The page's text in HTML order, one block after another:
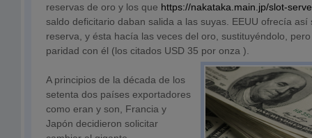
reservas de oro y los que https://nakataka.main.jp/slot-
saldo deficitario daban salida a las suyas. EEUU ofrecía
reserva, y ésta hacía las veces del oro, sustituyéndolo,
paridad con él (los citados USD 35 por onza ).
A principios de la década de los
setenta dos países exportadores
como eran y son, Francia y
Japón decidieron solicitar